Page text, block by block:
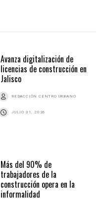
Avanza digitalización de
licencias de construcción en
Jalisco
REDACCIÓN CENTRO URBANO
JULIO 31, 2026
Más del 90% de
trabajadores de la
construcción opera en la
informalidad